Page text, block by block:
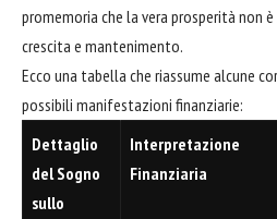
promemoria che la vera prosperità non
crescita e mantenimento.
Ecco una tabella che riassume alcune
possibili manifestazioni finanziarie:
Dettaglio
del Sogno
sullo
Interpretazione
Finanziaria